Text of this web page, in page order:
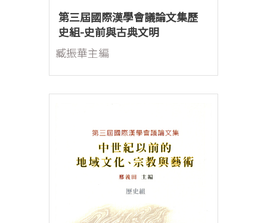
第三屆國際漢學會議論文集歷
史組-史前與古典文明
臧振華主編